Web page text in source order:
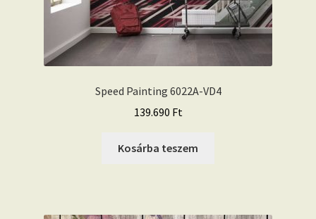
Speed Painting 6022A-VD4
139.690 Ft
Kosárba teszem